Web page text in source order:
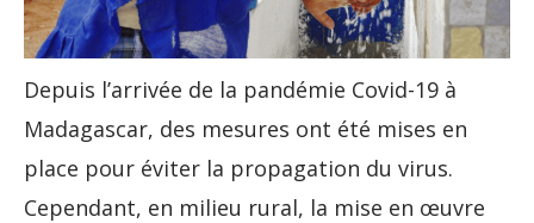
Depuis l’arrivée de la pandémie Covid-19 à
Madagascar, des mesures ont été mises en
place pour éviter la propagation du virus.
Cependant, en milieu rural, la mise en œuvre